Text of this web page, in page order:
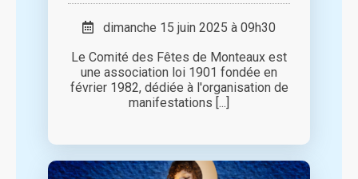
dimanche 15 juin 2025 à 09h30
Le Comité des Fêtes de Monteaux est
une association loi 1901 fondée en
février 1982, dédiée à l'organisation de
manifestations [...]